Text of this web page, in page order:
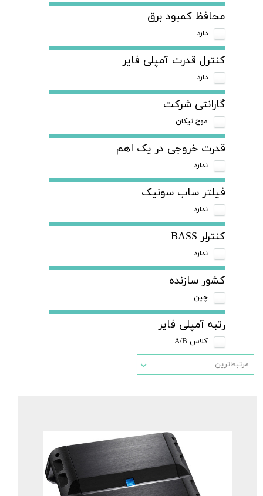
محافظ کمبود برق
دارد
کنترل قدرت آمپلی فایر
دارد
گارانتی شرکت
موج نیکان
قدرت خروجی در یک اهم
ندارد
فیلتر ساب سونیک
ندارد
کنترلر BASS
ندارد
کشور سازنده
چین
رتبه آمپلی فایر
کلاس A/B
مرتبط‌ترین